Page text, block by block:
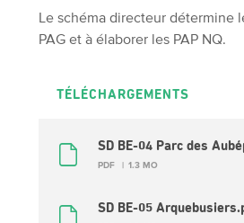
Le schéma directeur détermine
PAG et à élaborer les PAP NQ.
TÉLÉCHARGEMENTS
SD BE-04 Parc des
PDF 1.3 MO
SD BE-05